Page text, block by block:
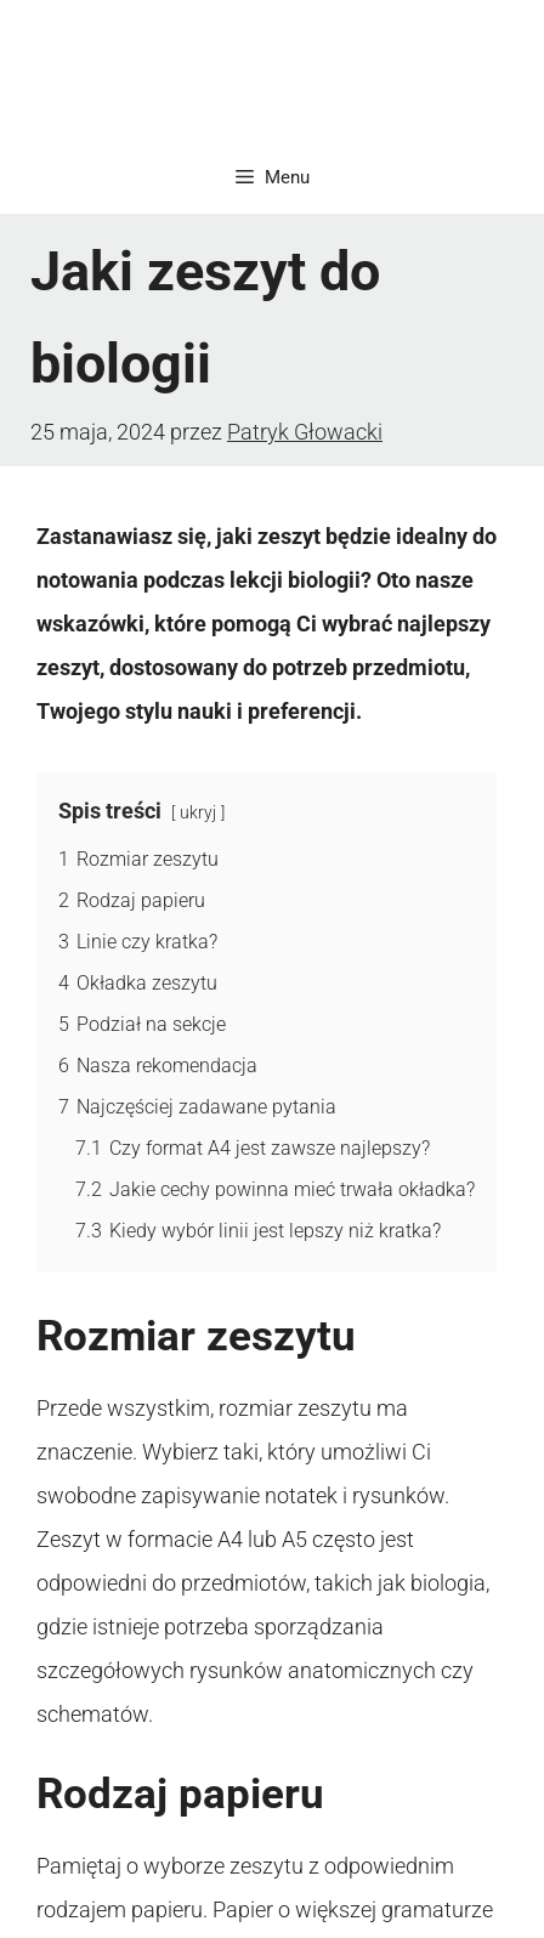
Menu
Jaki zeszyt do
biologii
25 maja, 2024 przez Patryk Głowacki
Zastanawiasz się, jaki zeszyt będzie idealny do
notowania podczas lekcji biologii? Oto nasze
wskazówki, które pomogą Ci wybrać najlepszy
zeszyt, dostosowany do potrzeb przedmiotu,
Twojego stylu nauki i preferencji.
Spis treści ukryj
1 Rozmiar zeszytu
2 Rodzaj papieru
3 Linie czy kratka?
4 Okładka zeszytu
5 Podział na sekcje
6 Nasza rekomendacja
7 Najczęściej zadawane pytania
7.1 Czy format A4 jest zawsze najlepszy?
7.2 Jakie cechy powinna mieć trwała okładka?
7.3 Kiedy wybór linii jest lepszy niż kratka?
Rozmiar zeszytu
Przede wszystkim, rozmiar zeszytu ma
znaczenie. Wybierz taki, który umożliwi Ci
swobodne zapisywanie notatek i rysunków.
Zeszyt w formacie A4 lub A5 często jest
odpowiedni do przedmiotów, takich jak biologia,
gdzie istnieje potrzeba sporządzania
szczegółowych rysunków anatomicznych czy
schematów.
Rodzaj papieru
Pamiętaj o wyborze zeszytu z odpowiednim
rodzajem papieru. Papier o większej gramaturze